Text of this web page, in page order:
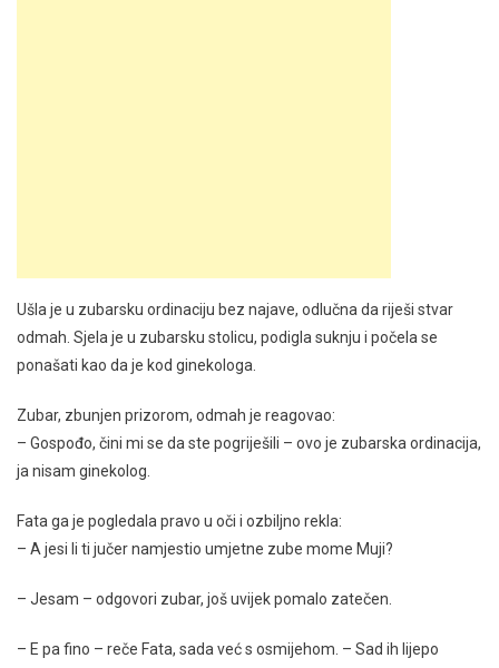
Ušla je u zubarsku ordinaciju bez najave, odlučna da riješi stvar
odmah. Sjela je u zubarsku stolicu, podigla suknju i počela se
ponašati kao da je kod ginekologa.
Zubar, zbunjen prizorom, odmah je reagovao:
– Gospođo, čini mi se da ste pogriješili – ovo je zubarska ordinacija,
ja nisam ginekolog.
Fata ga je pogledala pravo u oči i ozbiljno rekla:
– A jesi li ti jučer namjestio umjetne zube mome Muji?
– Jesam – odgovori zubar, još uvijek pomalo zatečen.
– E pa fino – reče Fata, sada već s osmijehom. – Sad ih lijepo